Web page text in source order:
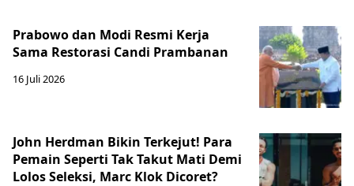
Prabowo dan Modi Resmi Kerja
Sama Restorasi Candi Prambanan
16 Juli 2026
John Herdman Bikin Terkejut! Para
Pemain Seperti Tak Takut Mati Demi
Lolos Seleksi, Marc Klok Dicoret?